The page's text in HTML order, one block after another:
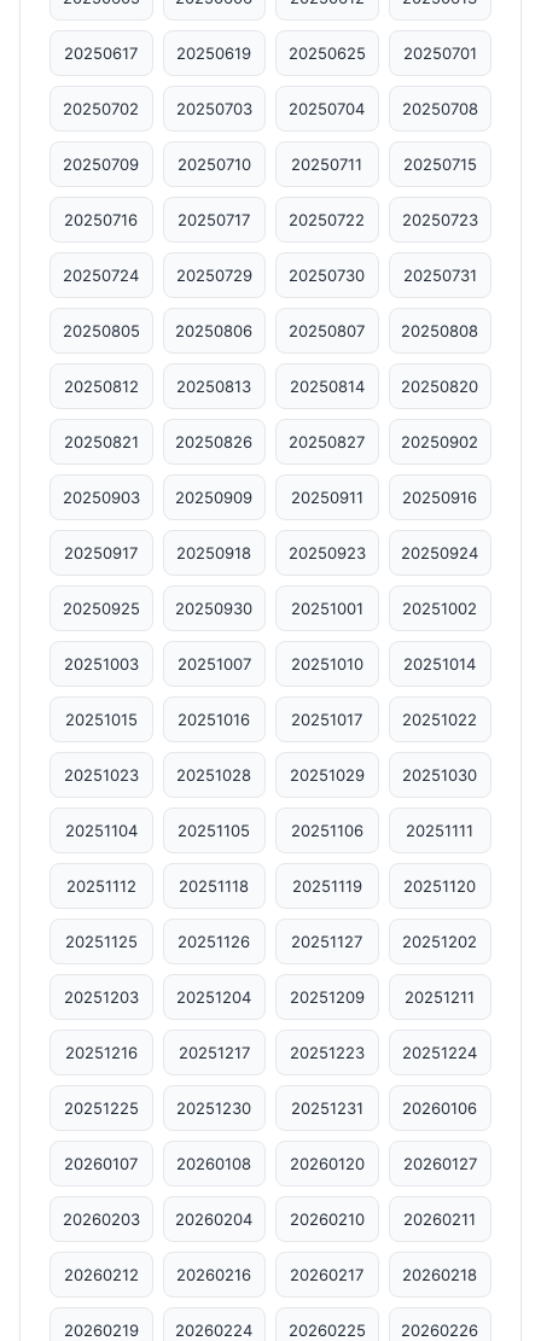
20250617 20250619 20250625 20250701
20250702 20250703 20250704 20250708
20250709 20250710 20250711 20250715
20250716 20250717 20250722 20250723
20250724 20250729 20250730 20250731
20250805 20250806 20250807 20250808
20250812 20250813 20250814 20250820
20250821 20250826 20250827 20250902
20250903 20250909 20250911 20250916
20250917 20250918 20250923 20250924
20250925 20250930 20251001 20251002
20251003 20251007 20251010 20251014
20251015 20251016 20251017 20251022
20251023 20251028 20251029 20251030
20251104 20251105 20251106 20251111
20251112 20251118 20251119 20251120
20251125 20251126 20251127 20251202
20251203 20251204 20251209 20251211
20251216 20251217 20251223 20251224
20251225 20251230 20251231 20260106
20260107 20260108 20260120 20260127
20260203 20260204 20260210 20260211
20260212 20260216 20260217 20260218
20260219 20260224 20260225 20260226